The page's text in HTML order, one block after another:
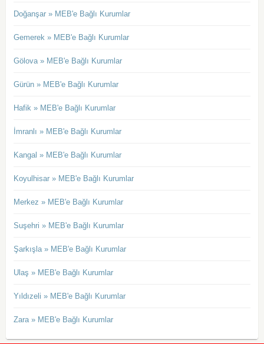
Doğanşar » MEB'e Bağlı Kurumlar
Gemerek » MEB'e Bağlı Kurumlar
Gölova » MEB'e Bağlı Kurumlar
Gürün » MEB'e Bağlı Kurumlar
Hafik » MEB'e Bağlı Kurumlar
İmranlı » MEB'e Bağlı Kurumlar
Kangal » MEB'e Bağlı Kurumlar
Koyulhisar » MEB'e Bağlı Kurumlar
Merkez » MEB'e Bağlı Kurumlar
Suşehri » MEB'e Bağlı Kurumlar
Şarkışla » MEB'e Bağlı Kurumlar
Ulaş » MEB'e Bağlı Kurumlar
Yıldızeli » MEB'e Bağlı Kurumlar
Zara » MEB'e Bağlı Kurumlar